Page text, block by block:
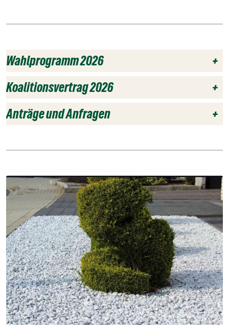
Wahlprogramm 2026
+
Koalitionsvertrag 2026
+
Anträge und Anfragen
+